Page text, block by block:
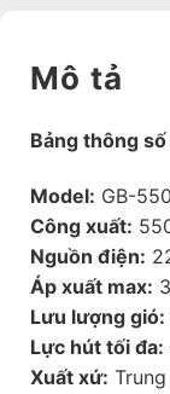
Mô tả
Bảng thông
Model: GB-
Công xuất:
Nguồn điện:
Áp xuất max:
Lưu lượng gió:
Lực hút tối đa:
Xuất xứ: